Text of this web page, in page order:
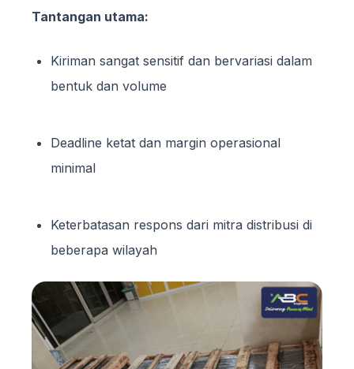
Tantangan utama:
Kiriman sangat sensitif dan bervariasi dalam
bentuk dan volume
Deadline ketat dan margin operasional
minimal
Keterbatasan respons dari mitra distribusi di
beberapa wilayah